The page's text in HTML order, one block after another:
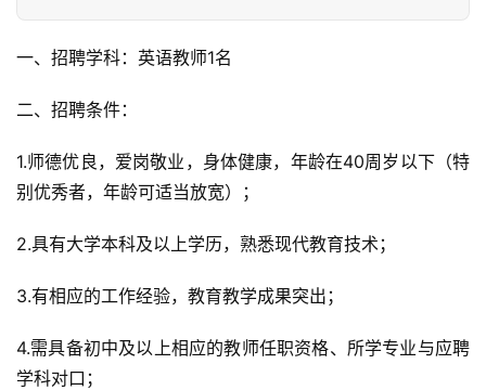
一、招聘学科：英语教师1名
二、招聘条件：
1.师德优良，爱岗敬业，身体健康，年龄在40周岁以下（特
别优秀者，年龄可适当放宽）；
2.具有大学本科及以上学历，熟悉现代教育技术；
3.有相应的工作经验，教育教学成果突出；
4.需具备初中及以上相应的教师任职资格、所学专业与应聘
学科对口；